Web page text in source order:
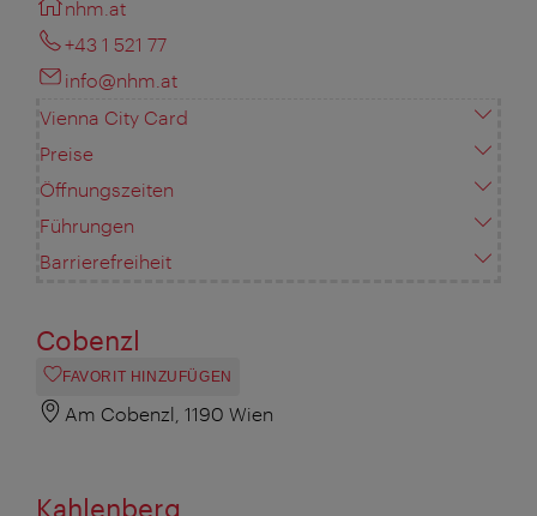
nhm.at
+43 1 521 77
info@nhm.at
Vienna City Card
Preise
Öffnungszeiten
Führungen
Barrierefreiheit
Cobenzl
FAVORIT HINZUFÜGEN
Am Cobenzl, 1190 Wien
Kahlenberg